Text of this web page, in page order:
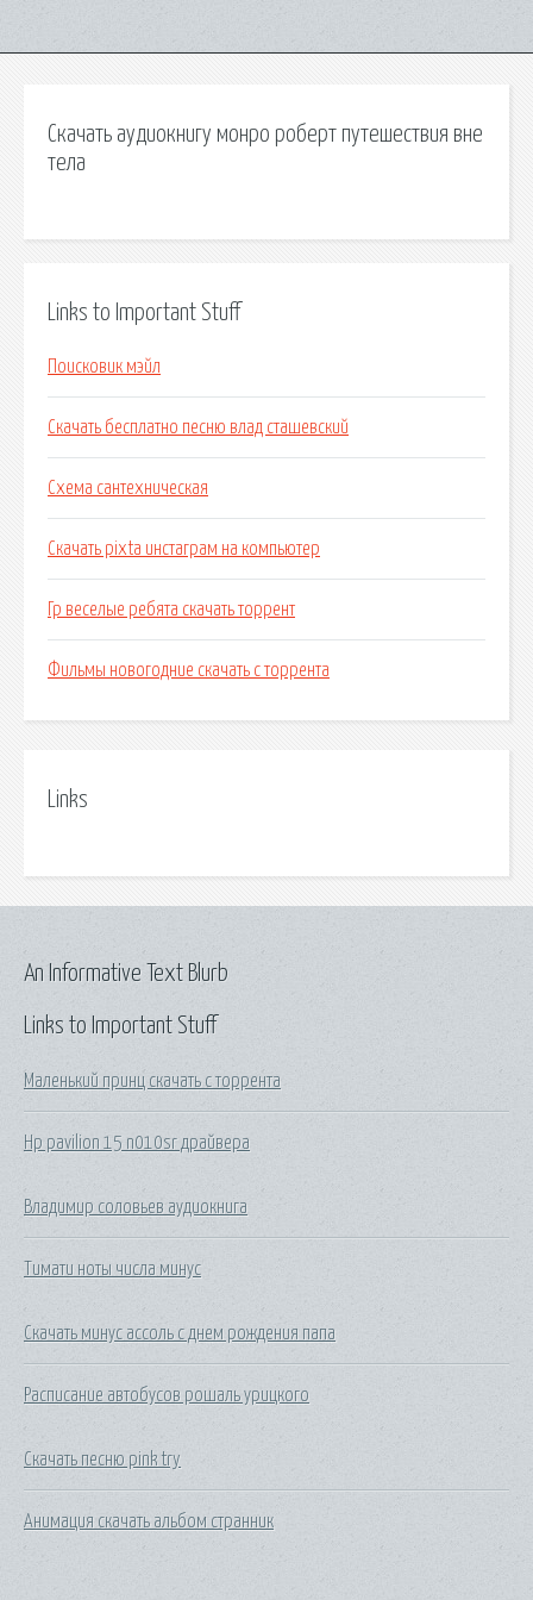
Скачать аудиокнигу монро роберт путешествия вне
тела
Links to Important Stuff
Поисковик мэйл
Скачать бесплатно песню влад сташевский
Схема сантехническая
Скачать pixta инстаграм на компьютер
Гр веселые ребята скачать торрент
Фильмы новогодние скачать с торрента
Links
Links to Important Stuff
Маленький принц скачать с торрента
Hp pavilion 15 n010sr драйвера
Владимир соловьев аудиокнига
Тимати ноты числа минус
Скачать минус ассоль с днем рождения папа
Расписание автобусов рошаль урицкого
Скачать песню pink try
Анимация скачать альбом странник
An Informative Text Blurb